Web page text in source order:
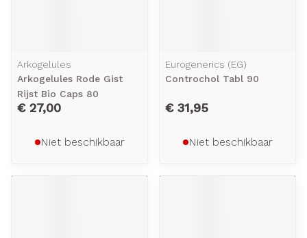
Arkogelules
Arkogelules Rode Gist
Rijst Bio Caps 80
€ 27,00
Niet beschikbaar
Eurogenerics (EG)
Controchol Tabl 90
€ 31,95
Niet beschikbaar